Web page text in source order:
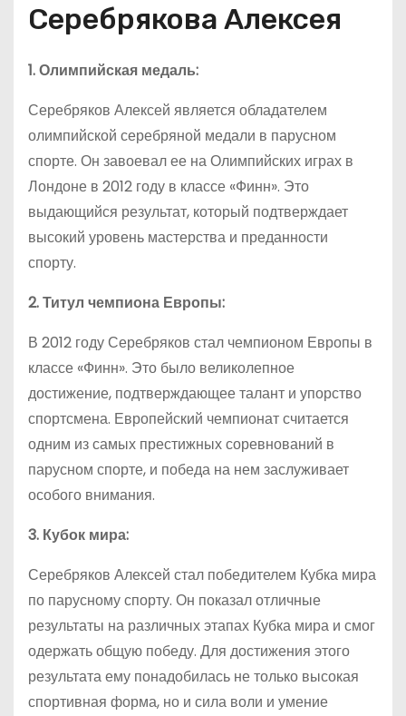
Серебрякова Алексея
1. Олимпийская медаль:
Серебряков Алексей является обладателем
олимпийской серебряной медали в парусном
спорте. Он завоевал ее на Олимпийских играх в
Лондоне в 2012 году в классе «Финн». Это
выдающийся результат, который подтверждает
высокий уровень мастерства и преданности
спорту.
2. Титул чемпиона Европы:
В 2012 году Серебряков стал чемпионом Европы в
классе «Финн». Это было великолепное
достижение, подтверждающее талант и упорство
спортсмена. Европейский чемпионат считается
одним из самых престижных соревнований в
парусном спорте, и победа на нем заслуживает
особого внимания.
3. Кубок мира:
Серебряков Алексей стал победителем Кубка мира
по парусному спорту. Он показал отличные
результаты на различных этапах Кубка мира и смог
одержать общую победу. Для достижения этого
результата ему понадобилась не только высокая
спортивная форма, но и сила воли и умение